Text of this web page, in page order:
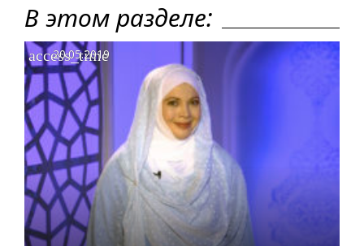
В этом разделе:
access_time
20.05.2019